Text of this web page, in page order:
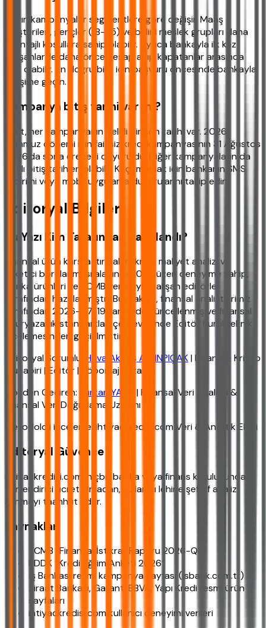
Hayır, kampanyalar segmentlere göre değişir. Maaş
müşterileri, gençler (18-25) ve belirli meslek grupları daha
avantajlı koşullara sahip olabilir. Ayrıca bankayla ilk kez
çalışanlar ile daha önce hesap açıp kapatanlar arasında
fark olabilir. En doğru bilgi için başvuru öncesinde bankayla
iletişime geçin.
Kampanya bitiş tarihi var mı?
Evet, her kampanyanın belirli bir son tarihi var. 2026
Temmuz dönemi için faizsiz kredi kampanyasının 31 Ağustos
2026'da sona ereceği duyuruldu. Diğer kampanyaların da
farklı bitiş tarihleri olabilir. Kaçırmamak için bankanın SMS
bildirimi veya mobil uygulama duyurularını takip edin.
Editoryal Bilgiler
Bu Yazı Kim Tarafından Hazırlandı?
Finansal ürün karşılaştırmaları, kredi maliyet analizi ve
tüketici borçlanması alanında 10 yıl üzeri deneyime sahip,
banka ürünleri ve TCMB verileriyle çalışan editörler
tarafından hazırlanmıştır. Bu makale, finansal analistlerimiz
tarafından 2026-07-19 tarihinde güncellenmiş ve finansal
okuryazarlık standartları çerçevesinde Editör Kurul teknik
incelemesinden geçirilmiştir.
Editoryal Sorumlu:
Hava Akbaş ALTINPIÇAK| Finans & Kripto
Muhabiri | Editör | Röportaj Yazarı
Gözden Geçiren:
Furkan YAKA
| Finansal Veri Analisti &
Finansal Veri Doğrulama Uzmanı
Metodoloji inceleme: ihtiyackredisi.com Veri & Analitik Ekibi
Editoryal Güvence
ihtiyackredisi.com, hiçbir banka veya finans kuruluşundan
yönlendirici ücret almadan, kullanıcı lehine şeffaf analiz
sunmayı taahhüt eder.
Kaynaklar
TCMB “Finansal İstikrar Raporu 2026-Q3”
BDDK “Kredi Eğilim Anketi 2026”
İş Bankası resmi kampanya sayfası (isbank.com.tr)
Ziraat Bankası, Garanti BBVA, Yapı Kredi resmi ürün
sayfaları
ihtiyackredisi.com kullanıcı deneyimi verileri